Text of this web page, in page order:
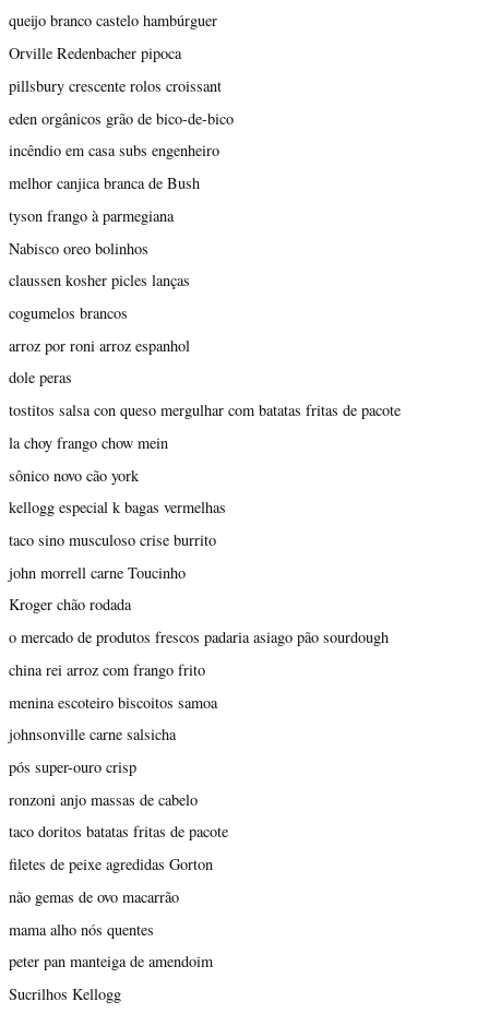
queijo branco castelo hambúrguer
Orville Redenbacher pipoca
pillsbury crescente rolos croissant
eden orgânicos grão de bico-de-bico
incêndio em casa subs engenheiro
melhor canjica branca de Bush
tyson frango à parmegiana
Nabisco oreo bolinhos
claussen kosher picles lanças
cogumelos brancos
arroz por roni arroz espanhol
dole peras
tostitos salsa con queso mergulhar com batatas fritas de pacote
la choy frango chow mein
sônico novo cão york
kellogg especial k bagas vermelhas
taco sino musculoso crise burrito
john morrell carne Toucinho
Kroger chão rodada
o mercado de produtos frescos padaria asiago pão sourdough
china rei arroz com frango frito
menina escoteiro biscoitos samoa
johnsonville carne salsicha
pós super-ouro crisp
ronzoni anjo massas de cabelo
taco doritos batatas fritas de pacote
filetes de peixe agredidas Gorton
não gemas de ovo macarrão
mama alho nós quentes
peter pan manteiga de amendoim
Sucrilhos Kellogg